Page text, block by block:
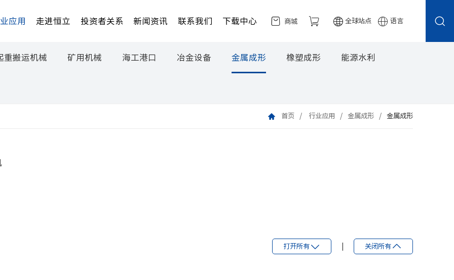
应用 走进恒立 投资者关系 新闻资讯 联系我们 下载中心 商城 全球站点 语言
重搬运机械 矿用机械 海工港口 冶金设备 金属成形 橡塑成形 能源水利
首页 行业应用 金属成形 金属成形
打开所有 关闭所有